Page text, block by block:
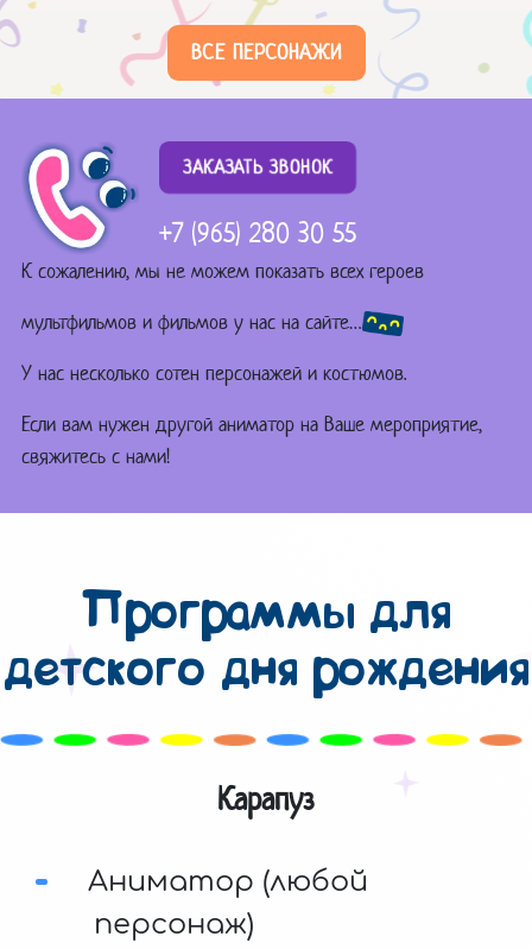
ВСЕ ПЕРСОНАЖИ
ЗАКАЗАТЬ ЗВОНОК
+7 (965) 280 30 55
К сожалению, мы не можем показать всех героев
мультфильмов и фильмов у нас на сайте…
У нас несколько сотен персонажей и костюмов.
Если вам нужен другой аниматор на Ваше мероприятие,
свяжитесь с нами!
Программы для
детского дня рождения
Карапуз
Аниматор (любой
персонаж)